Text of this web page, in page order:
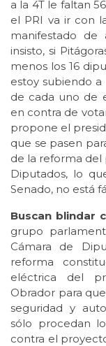
a la 4T le faltan
el PRI va ir con
manifestado
insisto, si
menos los 16
estoy subiendo
de cada uno de
en contra de
propone el
que se pasen
de la reforma del
Diputados, lo
Senado, no está
Buscan blindar
grupo
Cámara de
reforma
eléctrica del
Obrador para
seguridad y
sólo procedan
contra el